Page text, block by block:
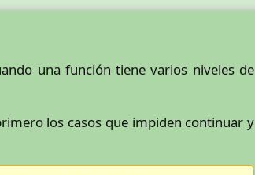
una función tiene varios niveles de
los casos que impiden continuar y